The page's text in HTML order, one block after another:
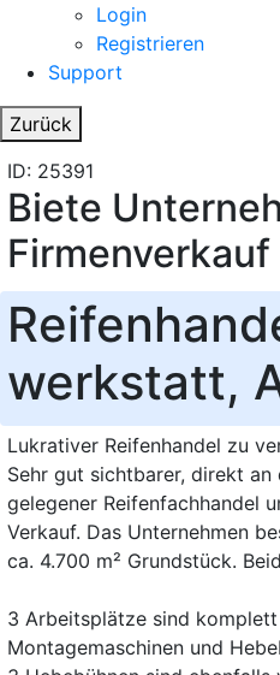
Login
Registrieren
Support
Zurück
ID: 25391
Biete
Firmenverkauf
werkstatt,
Lukrativer Reifenhandel zu
Sehr gut sichtbarer, direkt an
gelegener Reifenfachhandel
Verkauf. Das Unternehmen
ca. 4.700 m² Grundstück.
3 Arbeitsplätze sind
Montagemaschinen und